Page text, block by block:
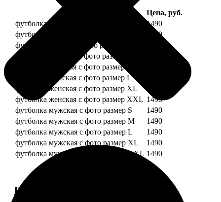
Цена, руб.
футболка детская с фото рост 118 см
1490
футболка детская с фото рост 128 см
1490
футболка детская с фото рост 134 см
футболка женская с фото размер S
футболка женская с фото размер M
футболка женская с фото размер L
футболка женская с фото размер XL
футболка женская с фото размер XXL 1490
футболка мужская с фото размер S
1490
футболка мужская с фото размер M
1490
футболка мужская с фото размер L
1490
футболка мужская с фото размер XL
1490
футболка мужская с фото размер XXL 1490
Примеры работ